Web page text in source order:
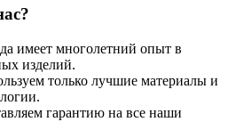
имеет многолетний опыт в
изделий.
только лучшие материалы и
гарантию на все наши